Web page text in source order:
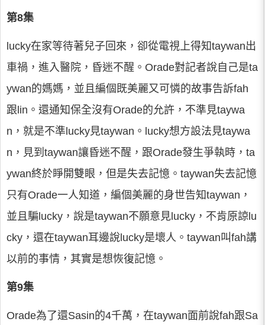
第8集
lucky在家等待著兒子回來，卻從電視上得知taywan出
車禍，進入醫院，昏迷不醒。Orade對記者說自己是ta
ywan的媽媽，並且編個既美麗又可憐的故事告訴fah
跟lin。還通知保全沒有Orade的允許，不準見taywa
n，就是不準lucky見taywan。lucky想方設法見taywa
n，見到taywan讓昏迷不醒，跟Orade發生爭執時，ta
ywan終於睜開雙眼，但是失去記憶。taywan失去記憶
只有Orade一人知道，編個美麗的身世告知taywan，
並且騙lucky，說是taywan不願意見lucky，不肯原諒lu
cky，還在taywan耳邊說lucky是壞人。taywan叫fah講
以前的事情，其實是想恢復記憶。
第9集
Orade為了還Sasin的4千萬，在taywan面前說fah跟Sa